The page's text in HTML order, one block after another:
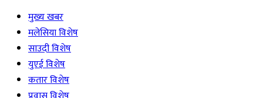
मुख्य खबर
मलेसिया विशेष
साउदी विशेष
युएई विशेष
कतार विशेष